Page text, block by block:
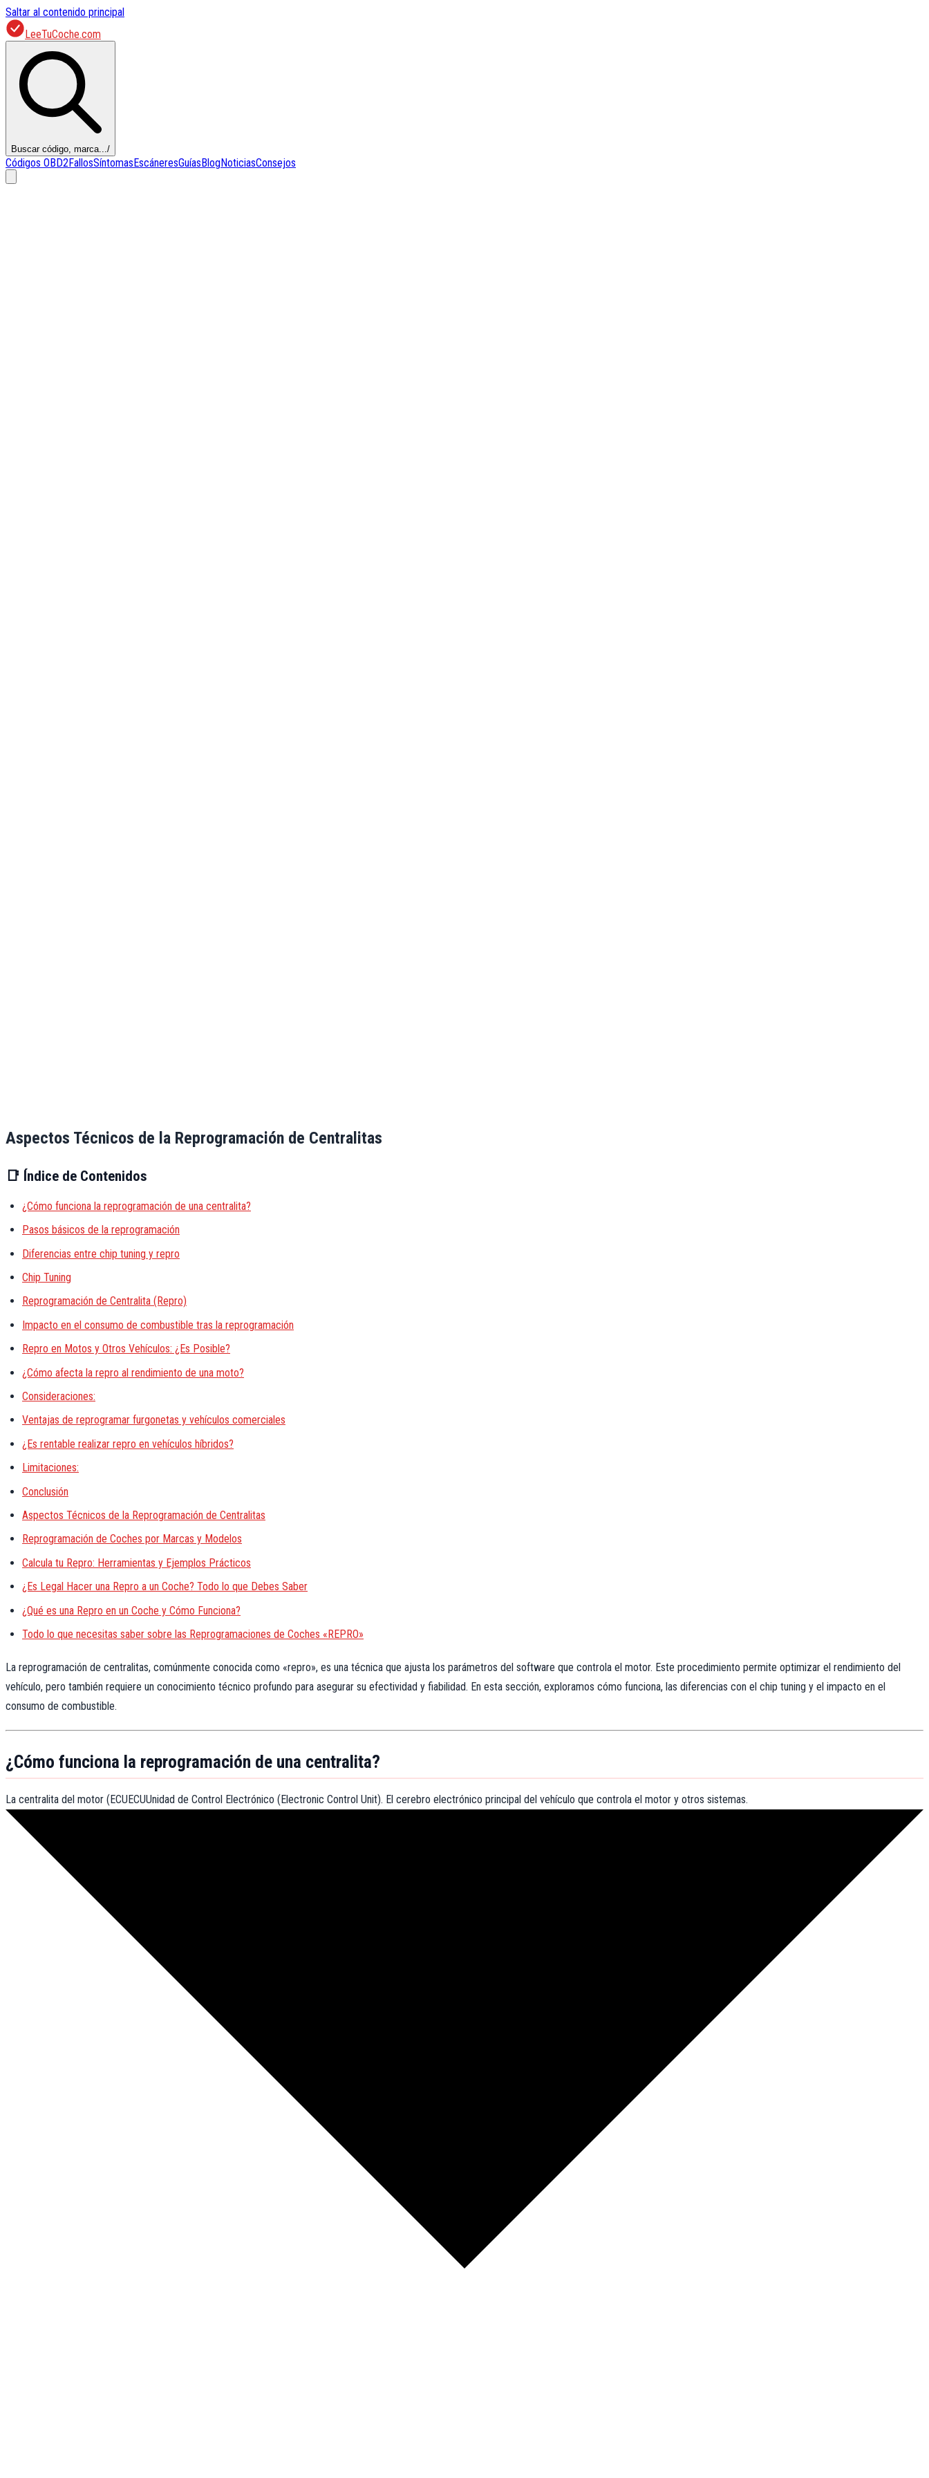
Saltar al contenido principal
LeeTuCoche.com
Buscar código, marca.../
Códigos OBD2FallosSíntomasEscáneresGuíasBlogNoticiasConsejos
Aspectos Técnicos de la Reprogramación de Centralitas
📑 Índice de Contenidos
¿Cómo funciona la reprogramación de una centralita?
Pasos básicos de la reprogramación
Diferencias entre chip tuning y repro
Chip Tuning
Reprogramación de Centralita (Repro)
Impacto en el consumo de combustible tras la reprogramación
Repro en Motos y Otros Vehículos: ¿Es Posible?
¿Cómo afecta la repro al rendimiento de una moto?
Consideraciones:
Ventajas de reprogramar furgonetas y vehículos comerciales
¿Es rentable realizar repro en vehículos híbridos?
Limitaciones:
Conclusión
Aspectos Técnicos de la Reprogramación de Centralitas
Reprogramación de Coches por Marcas y Modelos
Calcula tu Repro: Herramientas y Ejemplos Prácticos
¿Es Legal Hacer una Repro a un Coche? Todo lo que Debes Saber
¿Qué es una Repro en un Coche y Cómo Funciona?
Todo lo que necesitas saber sobre las Reprogramaciones de Coches «REPRO»
La reprogramación de centralitas, comúnmente conocida como «repro», es una técnica que ajusta los parámetros del software que controla el motor. Este procedimiento permite optimizar el rendimiento del
vehículo, pero también requiere un conocimiento técnico profundo para asegurar su efectividad y fiabilidad. En esta sección, exploramos cómo funciona, las diferencias con el chip tuning y el impacto en el
consumo de combustible.
¿Cómo funciona la reprogramación de una centralita?
La centralita del motor ( ECU ECUUnidad de Control Electrónico (Electronic Control Unit). El cerebro electrónico principal del vehículo que controla el motor y otros sistemas.